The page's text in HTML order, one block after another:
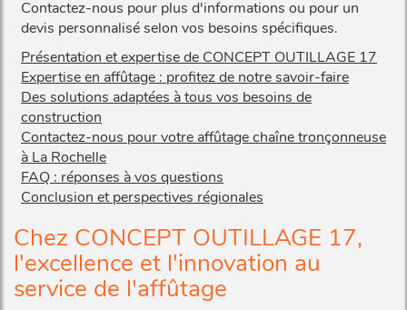
Contactez-nous pour plus d'informations ou pour un
devis personnalisé selon vos besoins spécifiques.
Présentation et expertise de CONCEPT OUTILLAGE 17
Expertise en affûtage : profitez de notre savoir-faire
Des solutions adaptées à tous vos besoins de
construction
Contactez-nous pour votre affûtage chaîne tronçonneuse
à La Rochelle
FAQ : réponses à vos questions
Conclusion et perspectives régionales
Chez CONCEPT OUTILLAGE 17,
l'excellence et l'innovation au
service de l'affûtage